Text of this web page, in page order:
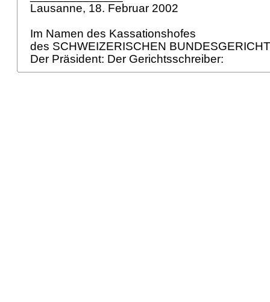
Lausanne, 18. Februar 2002
Im Namen des Kassationshofes
des SCHWEIZERISCHEN
Der Präsident: Der Gerichtsschreiber: